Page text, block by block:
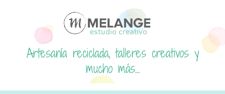
Artesanía reciclada, talleres creativos y
mucho más...